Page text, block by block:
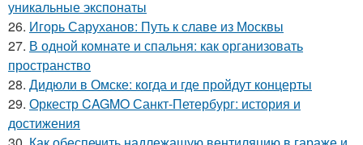
уникальные экспонаты
26. Игорь Саруханов: Путь к славе из Москвы
27. В одной комнате и спальня: как организовать
пространство
28. Дидюли в Омске: когда и где пройдут концерты
29. Оркестр CAGMO Санкт-Петербург: история и
достижения